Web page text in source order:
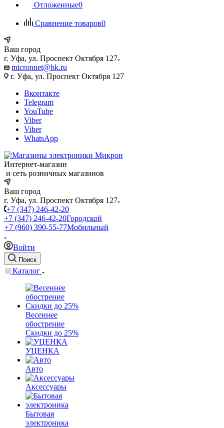
Отложенные0
Сравнение товаров0
Ваш город
г. Уфа, ул. Проспект Октября 127
micronnet@bk.ru
г. Уфа, ул. Проспект Октября 127
Вконтакте
Telegram
YouTube
Viber
Viber
WhatsApp
Интернет-магазин
и сеть розничных магазинов
Ваш город
г. Уфа, ул. Проспект Октября 127
+7 (347) 246-42-20
+7 (347) 246-42-20Городской
+7 (960) 390-55-77Мобильный
Войти
Поиск
Каталог
Весеннее
обострение
Скидки до 25%
УЦЕНКА
Авто
Аксессуары
Бытовая
электроника